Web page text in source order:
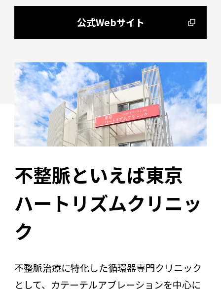
トップメッセージ
経営陣・顧問
会社概要
沿革
アクセス
サステナビリティ
採用情報
お問い合わせ
公式Webサイト
不整脈といえば東京
ハートリズムクリニッ
ク
不整脈治療に特化した循環器専門クリニック
として、カテーテルアブレーションを中心に